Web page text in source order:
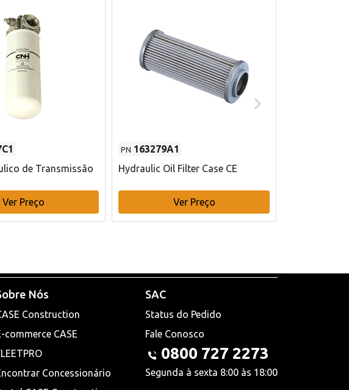
de Transmissão
Ver Preço
PN 163279A1
Hydraulic Oil Filter Case CE
Ver Preço
Nós
Construction
commerce CASE
Concessionário
SAC
Status do Pedido
Fale Conosco
0800 727 2273
Segunda à sexta 8:00 às 18:00